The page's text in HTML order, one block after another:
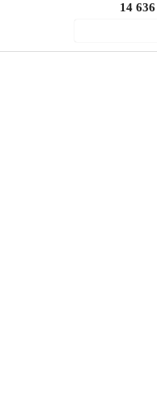
14 636